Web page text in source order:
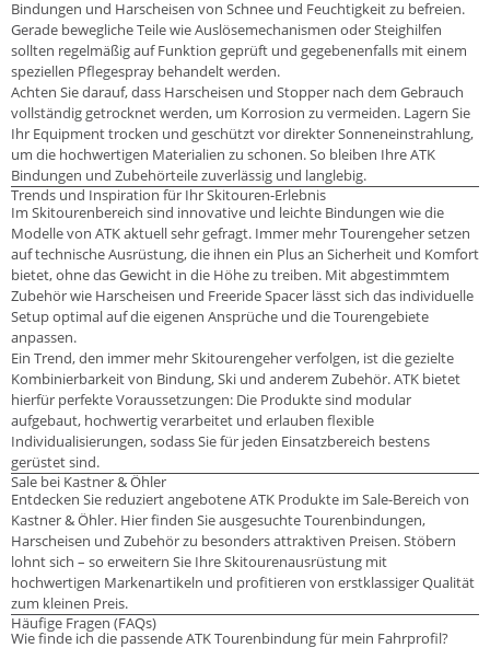
Bindungen und Harscheisen von Schnee und Feuchtigkeit zu befreien.
Gerade bewegliche Teile wie Auslösemechanismen oder Steighilfen
sollten regelmäßig auf Funktion geprüft und gegebenenfalls mit einem
speziellen Pflegespray behandelt werden.
Achten Sie darauf, dass Harscheisen und Stopper nach dem Gebrauch
vollständig getrocknet werden, um Korrosion zu vermeiden. Lagern Sie
Ihr Equipment trocken und geschützt vor direkter Sonneneinstrahlung,
um die hochwertigen Materialien zu schonen. So bleiben Ihre ATK
Bindungen und Zubehörteile zuverlässig und langlebig.
Trends und Inspiration für Ihr Skitouren-Erlebnis
Im Skitourenbereich sind innovative und leichte Bindungen wie die
Modelle von ATK aktuell sehr gefragt. Immer mehr Tourengeher setzen
auf technische Ausrüstung, die ihnen ein Plus an Sicherheit und Komfort
bietet, ohne das Gewicht in die Höhe zu treiben. Mit abgestimmtem
Zubehör wie Harscheisen und Freeride Spacer lässt sich das individuelle
Setup optimal auf die eigenen Ansprüche und die Tourengebiete
anpassen.
Ein Trend, den immer mehr Skitourengeher verfolgen, ist die gezielte
Kombinierbarkeit von Bindung, Ski und anderem Zubehör. ATK bietet
hierfür perfekte Voraussetzungen: Die Produkte sind modular
aufgebaut, hochwertig verarbeitet und erlauben flexible
Individualisierungen, sodass Sie für jeden Einsatzbereich bestens
gerüstet sind.
Sale bei Kastner & Öhler
Entdecken Sie reduziert angebotene ATK Produkte im Sale-Bereich von
Kastner & Öhler. Hier finden Sie ausgesuchte Tourenbindungen,
Harscheisen und Zubehör zu besonders attraktiven Preisen. Stöbern
lohnt sich – so erweitern Sie Ihre Skitourenausrüstung mit
hochwertigen Markenartikeln und profitieren von erstklassiger Qualität
zum kleinen Preis.
Häufige Fragen (FAQs)
Wie finde ich die passende ATK Tourenbindung für mein Fahrprofil?